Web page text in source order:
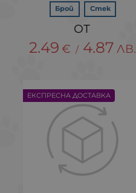
Брой Стек
2.49 € / 4.87 ЛВ.
ЕКСПРЕСНА ДОСТАВКА